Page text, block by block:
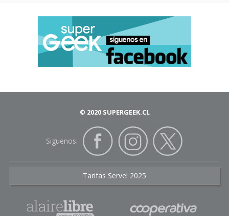
© 2020 SUPERGEEK.CL
Siguenos:
Tarifas Servel 2025